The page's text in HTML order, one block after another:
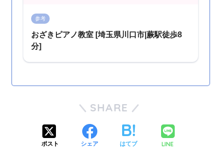
参考
おざきピアノ教室 [埼玉県川口市|蕨駅徒歩8
分]
SHARE
ポスト シェア はてブ LINE